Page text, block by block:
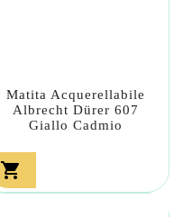
Matita Acquerellabile
Albrecht Dürer 607
Giallo Cadmio
